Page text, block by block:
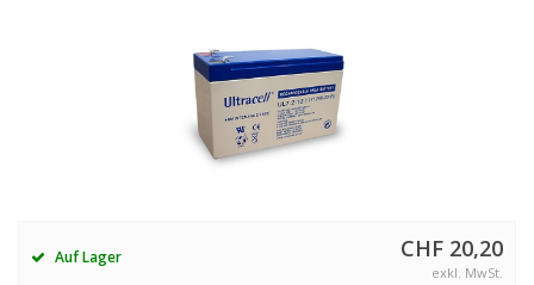
Auf Lager CHF 20,20
exkl. MwSt.